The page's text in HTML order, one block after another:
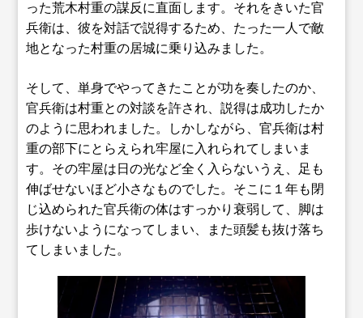
った荒木村重の謀反に直面します。それをきいた官
兵衛は、彼を対話で説得するため、たった一人で敵
地となった村重の居城に乗り込みました。
そして、単身でやってきたことが功を奏したのか、
官兵衛は村重との対談を許され、説得は成功したか
のように思われました。しかしながら、官兵衛は村
重の部下にとらえられ牢屋に入れられてしまいま
す。その牢屋は日の光など全く入らないうえ、足も
伸ばせないほど小さなものでした。そこに１年も閉
じ込められた官兵衛の体はすっかり衰弱して、脚は
歩けないようになってしまい、また頭髪も抜け落ち
てしまいました。